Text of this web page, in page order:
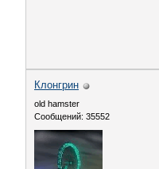
Клонгрин
old hamster
Сообщений: 35552